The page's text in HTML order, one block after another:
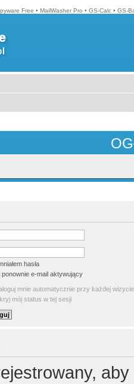
Free • MailWasher Pro • GS-Calc • GS-
hasła
ponownie e-mail aktywujący
mnie automatycznie przy każdej wizycie
mój status w tej sesji